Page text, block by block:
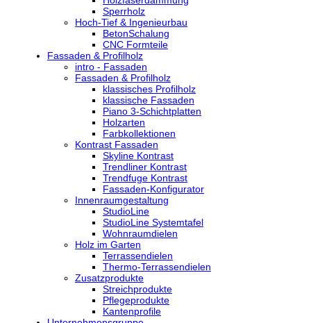
Sperrholz
Hoch-Tief & Ingenieurbau
BetonSchalung
CNC Formteile
Fassaden & Profilholz
intro - Fassaden
Fassaden & Profilholz
klassisches Profilholz
klassische Fassaden
Piano 3-Schichtplatten
Holzarten
Farbkollektionen
Kontrast Fassaden
Skyline Kontrast
Trendliner Kontrast
Trendfuge Kontrast
Fassaden-Konfigurator
Innenraumgestaltung
StudioLine
StudioLine Systemtafel
Wohnraumdielen
Holz im Garten
Terrassendielen
Thermo-Terrassendielen
Zusatzprodukte
Streichprodukte
Pflegeprodukte
Kantenprofile